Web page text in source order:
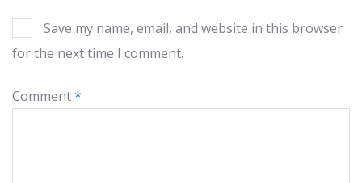
Save my name, email, and website in this browser
for the next time I comment.
Comment*